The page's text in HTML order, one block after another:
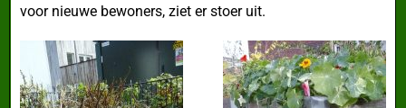
voor nieuwe bewoners, ziet er stoer uit.